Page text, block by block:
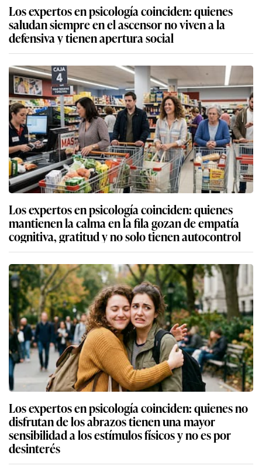
Los expertos en psicología coinciden: quienes
saludan siempre en el ascensor no viven a la
defensiva y tienen apertura social
Los expertos en psicología coinciden: quienes
mantienen la calma en la fila gozan de empatía
cognitiva, gratitud y no solo tienen autocontrol
Los expertos en psicología coinciden: quienes no
disfrutan de los abrazos tienen una mayor
sensibilidad a los estímulos físicos y no es por
desinterés